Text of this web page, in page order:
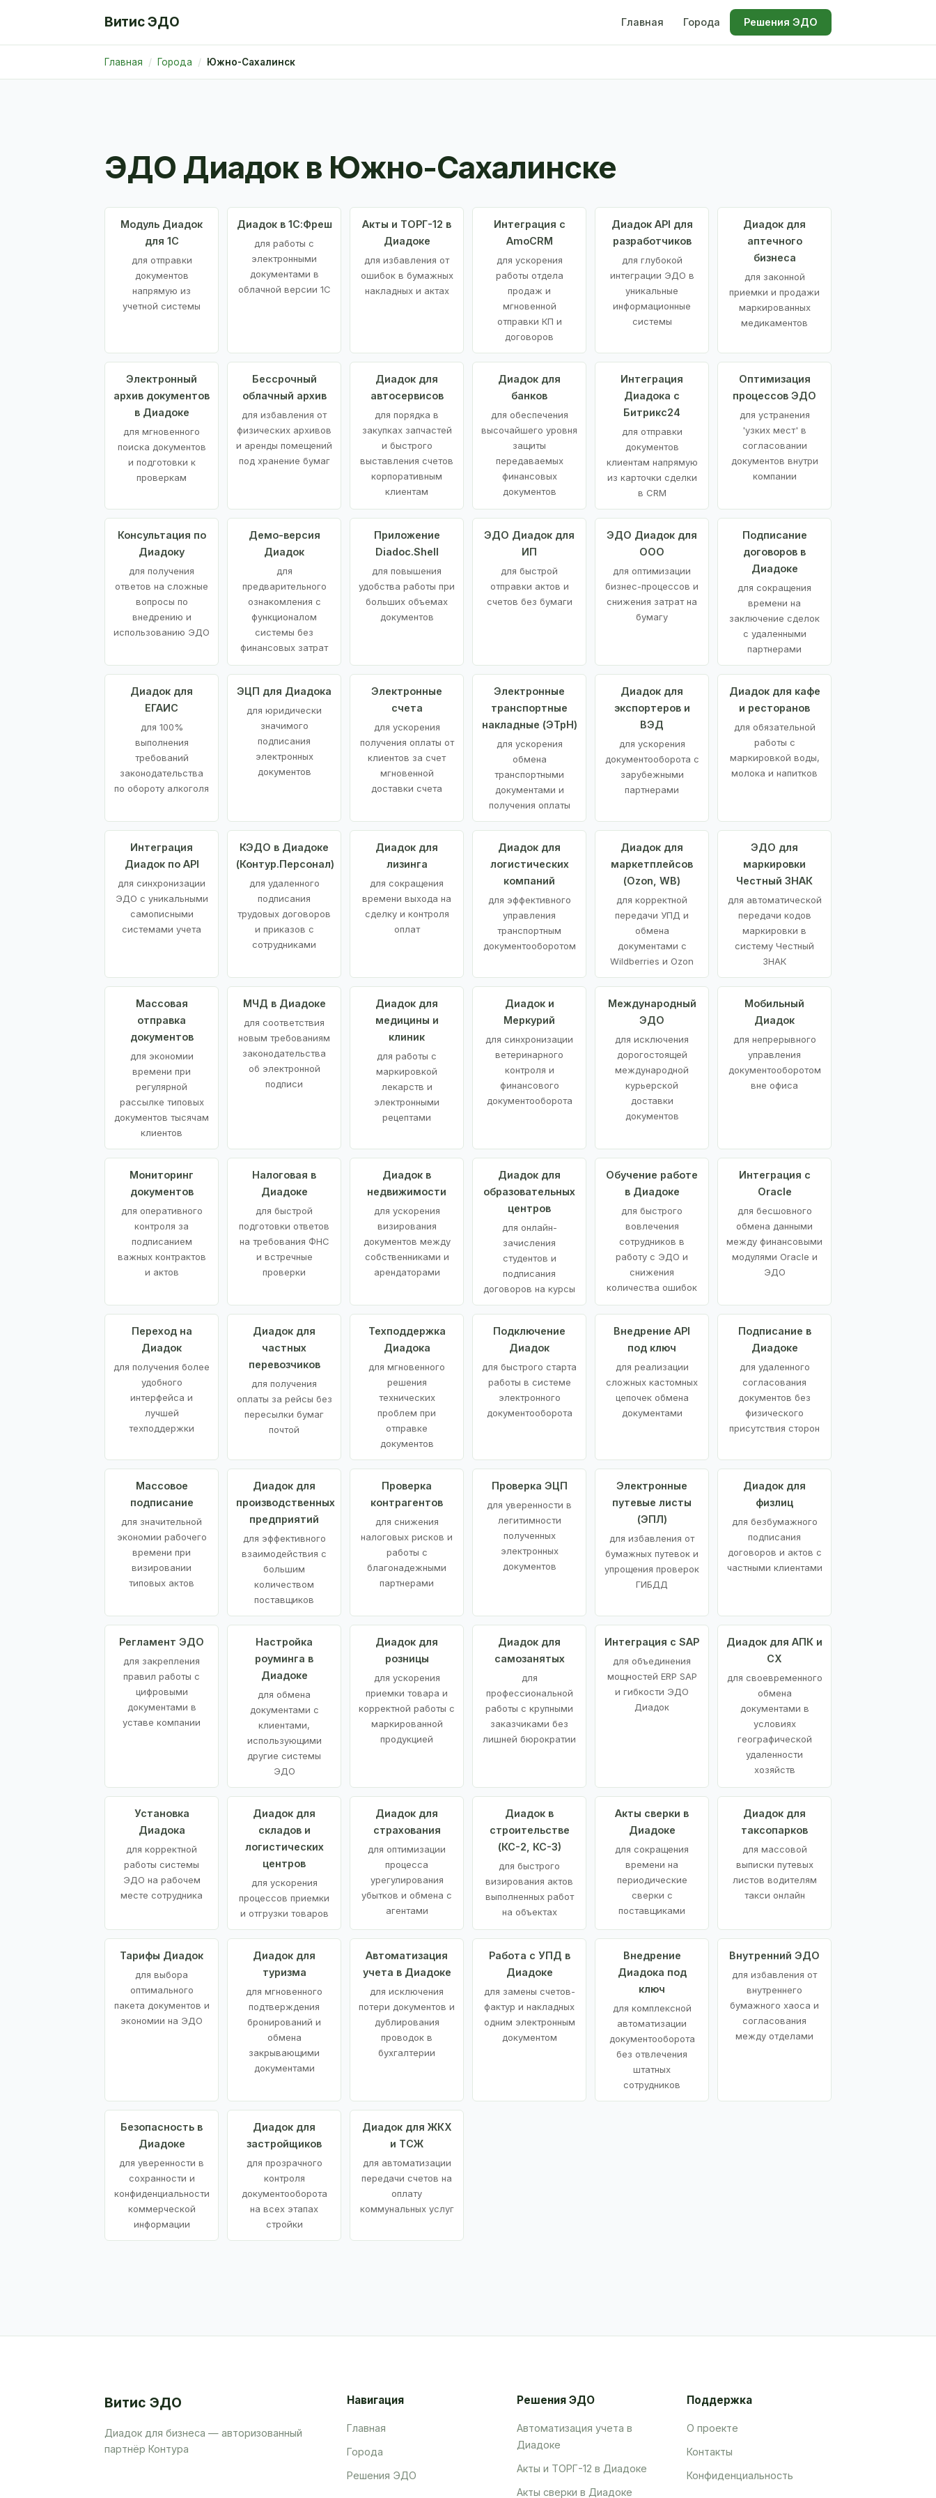
Витис ЭДО Главная Города Решения ЭДО
Главная Города Южно-Сахалинск
ЭДО Диадок в Южно-Сахалинске
Модуль Диадок
для 1С
для отправки
документов
напрямую из
учетной системы
Диадок в 1С:Фреш
для работы с
электронными
документами в
облачной версии 1С
Акты и ТОРГ-12 в
Диадоке
для избавления от
ошибок в бумажных
накладных и актах
Интеграция с
AmoCRM
для ускорения
работы отдела
продаж и
мгновенной
отправки КП и
договоров
Диадок API для
разработчиков
для глубокой
интеграции ЭДО в
уникальные
информационные
системы
Диадок для
аптечного
бизнеса
для законной
приемки и продажи
маркированных
медикаментов
Электронный
архив документов
в Диадоке
для мгновенного
поиска документов
и подготовки к
проверкам
Бессрочный
облачный архив
для избавления от
физических архивов
и аренды помещений
под хранение бумаг
Диадок для
автосервисов
для порядка в
закупках запчастей
и быстрого
выставления счетов
корпоративным
клиентам
Диадок для
банков
для обеспечения
высочайшего уровня
защиты
передаваемых
финансовых
документов
Интеграция
Диадока с
Битрикс24
для отправки
документов
клиентам напрямую
из карточки сделки
в CRM
Оптимизация
процессов ЭДО
для устранения
'узких мест' в
согласовании
документов внутри
компании
Консультация по
Диадоку
для получения
ответов на сложные
вопросы по
внедрению и
использованию ЭДО
Демо-версия
Диадок
для
предварительного
ознакомления с
функционалом
системы без
финансовых затрат
Приложение
Diadoc.Shell
для повышения
удобства работы при
больших объемах
документов
ЭДО Диадок для
ИП
для быстрой
отправки актов и
счетов без бумаги
ЭДО Диадок для
ООО
для оптимизации
бизнес-процессов и
снижения затрат на
бумагу
Подписание
договоров в
Диадоке
для сокращения
времени на
заключение сделок
с удаленными
партнерами
Диадок для
ЕГАИС
для 100%
выполнения
требований
законодательства
по обороту алкоголя
ЭЦП для Диадока
для юридически
значимого
подписания
электронных
документов
Электронные
счета
для ускорения
получения оплаты от
клиентов за счет
мгновенной
доставки счета
Электронные
транспортные
накладные (ЭТрН)
для ускорения
обмена
транспортными
документами и
получения оплаты
Диадок для
экспортеров и
ВЭД
для ускорения
документооборота с
зарубежными
партнерами
Диадок для кафе
и ресторанов
для обязательной
работы с
маркировкой воды,
молока и напитков
Интеграция
Диадок по API
для синхронизации
ЭДО с уникальными
самописными
системами учета
КЭДО в Диадоке
(Контур.Персонал)
для удаленного
подписания
трудовых договоров
и приказов с
сотрудниками
Диадок для
лизинга
для сокращения
времени выхода на
сделку и контроля
оплат
Диадок для
логистических
компаний
для эффективного
управления
транспортным
документооборотом
Диадок для
маркетплейсов
(Ozon, WB)
для корректной
передачи УПД и
обмена
документами с
Wildberries и Ozon
ЭДО для
маркировки
Честный ЗНАК
для автоматической
передачи кодов
маркировки в
систему Честный
ЗНАК
Массовая
отправка
документов
для экономии
времени при
регулярной
рассылке типовых
документов тысячам
клиентов
МЧД в Диадоке
для соответствия
новым требованиям
законодательства
об электронной
подписи
Диадок для
медицины и
клиник
для работы с
маркировкой
лекарств и
электронными
рецептами
Диадок и
Меркурий
для синхронизации
ветеринарного
контроля и
финансового
документооборота
Международный
ЭДО
для исключения
дорогостоящей
международной
курьерской
доставки
документов
Мобильный
Диадок
для непрерывного
управления
документооборотом
вне офиса
Мониторинг
документов
для оперативного
контроля за
подписанием
важных контрактов
и актов
Налоговая в
Диадоке
для быстрой
подготовки ответов
на требования ФНС
и встречные
проверки
Диадок в
недвижимости
для ускорения
визирования
документов между
собственниками и
арендаторами
Диадок для
образовательных
центров
для онлайн-
зачисления
студентов и
подписания
договоров на курсы
Обучение работе
в Диадоке
для быстрого
вовлечения
сотрудников в
работу с ЭДО и
снижения
количества ошибок
Интеграция с
Oracle
для бесшовного
обмена данными
между финансовыми
модулями Oracle и
ЭДО
Переход на
Диадок
для получения более
удобного
интерфейса и
лучшей
техподдержки
Диадок для
частных
перевозчиков
для получения
оплаты за рейсы без
пересылки бумаг
почтой
Техподдержка
Диадока
для мгновенного
решения
технических
проблем при
отправке
документов
Подключение
Диадок
для быстрого старта
работы в системе
электронного
документооборота
Внедрение API
под ключ
для реализации
сложных кастомных
цепочек обмена
документами
Подписание в
Диадоке
для удаленного
согласования
документов без
физического
присутствия сторон
Массовое
подписание
для значительной
экономии рабочего
времени при
визировании
типовых актов
Диадок для
производственных
предприятий
для эффективного
взаимодействия с
большим
количеством
поставщиков
Проверка
контрагентов
для снижения
налоговых рисков и
работы с
благонадежными
партнерами
Проверка ЭЦП
для уверенности в
легитимности
полученных
электронных
документов
Электронные
путевые листы
(ЭПЛ)
для избавления от
бумажных путевок и
упрощения проверок
ГИБДД
Диадок для
физлиц
для безбумажного
подписания
договоров и актов с
частными клиентами
Регламент ЭДО
для закрепления
правил работы с
цифровыми
документами в
уставе компании
Настройка
роуминга в
Диадоке
для обмена
документами с
клиентами,
использующими
другие системы
ЭДО
Диадок для
розницы
для ускорения
приемки товара и
корректной работы с
маркированной
продукцией
Диадок для
самозанятых
для
профессиональной
работы с крупными
заказчиками без
лишней бюрократии
Интеграция с SAP
для объединения
мощностей ERP SAP
и гибкости ЭДО
Диадок
Диадок для АПК и
СХ
для своевременного
обмена
документами в
условиях
географической
удаленности
хозяйств
Установка
Диадока
для корректной
работы системы
ЭДО на рабочем
месте сотрудника
Диадок для
складов и
логистических
центров
для ускорения
процессов приемки
и отгрузки товаров
Диадок для
страхования
для оптимизации
процесса
урегулирования
убытков и обмена с
агентами
Диадок в
строительстве
(КС-2, КС-3)
для быстрого
визирования актов
выполненных работ
на объектах
Акты сверки в
Диадоке
для сокращения
времени на
периодические
сверки с
поставщиками
Диадок для
таксопарков
для массовой
выписки путевых
листов водителям
такси онлайн
Тарифы Диадок
для выбора
оптимального
пакета документов и
экономии на ЭДО
Диадок для
туризма
для мгновенного
подтверждения
бронирований и
обмена
закрывающими
документами
Автоматизация
учета в Диадоке
для исключения
потери документов и
дублирования
проводок в
бухгалтерии
Работа с УПД в
Диадоке
для замены счетов-
фактур и накладных
одним электронным
документом
Внедрение
Диадока под
ключ
для комплексной
автоматизации
документооборота
без отвлечения
штатных
сотрудников
Внутренний ЭДО
для избавления от
внутреннего
бумажного хаоса и
согласования
между отделами
Безопасность в
Диадоке
для уверенности в
сохранности и
конфиденциальности
коммерческой
информации
Диадок для
застройщиков
для прозрачного
контроля
документооборота
на всех этапах
стройки
Диадок для ЖКХ
и ТСЖ
для автоматизации
передачи счетов на
оплату
коммунальных услуг
Витис ЭДО
Диадок для бизнеса — авторизованный
партнёр Контура
Навигация
Главная
Города
Решения ЭДО
Решения ЭДО
Автоматизация учета в
Диадоке
Акты и ТОРГ-12 в Диадоке
Акты сверки в Диадоке
Поддержка
О проекте
Контакты
Конфиденциальность